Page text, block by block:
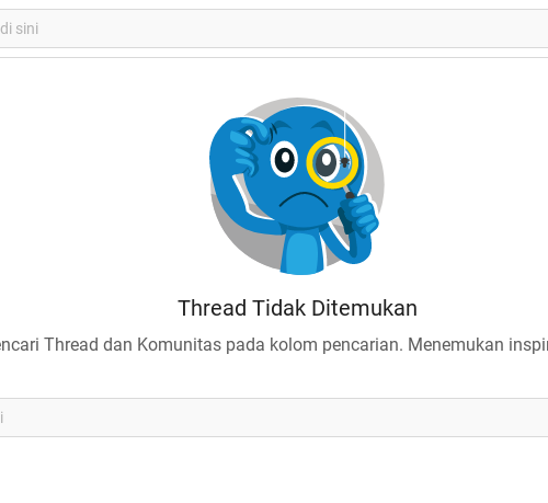
Thread Tidak Ditemukan
Thread dan Komunitas pada kolom pencarian. Menemukan